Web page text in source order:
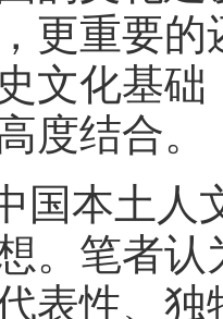
更重要
文化基
度结合。
国本土人
。笔者
表性、